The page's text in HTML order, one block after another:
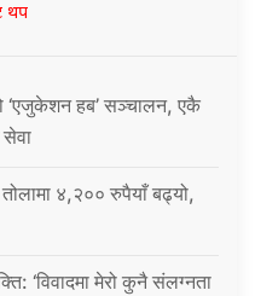
थप
‘एजुकेशन हब’ सञ्चालन, एकै
सेवा
तोलामा ४,२०० रुपैयाँ बढ्यो,
‘विवादमा मेरो कुनै संलग्नता